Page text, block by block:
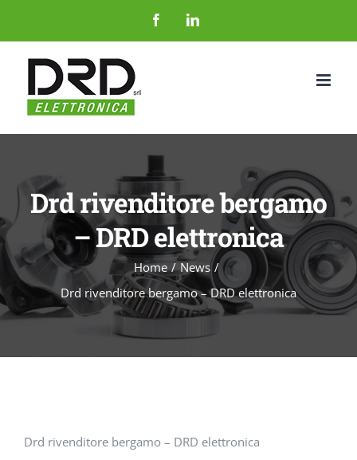
al
contenuto
FacebookLinkedIn
Drd rivenditore bergamo
– DRD elettronica
Home
News
Drd rivenditore bergamo – DRD elettronica
Drd rivenditore bergamo – DRD elettronica